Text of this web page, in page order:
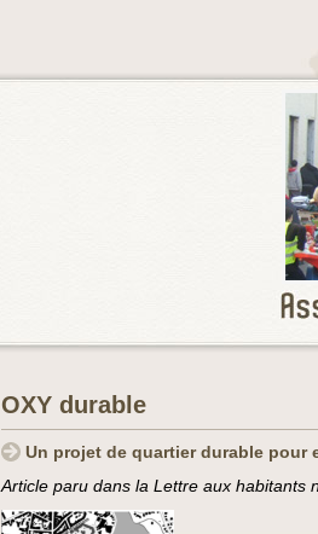
OXY durable
Un projet de quartier durable pour
Article paru dans la Lettre aux habitants